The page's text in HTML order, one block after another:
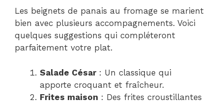
Les beignets de panais au fromage se marient
bien avec plusieurs accompagnements. Voici
quelques suggestions qui compléteront
parfaitement votre plat.
Salade César: Un classique qui
apporte croquant et fraîcheur.
Frites maison : Des frites croustillantes